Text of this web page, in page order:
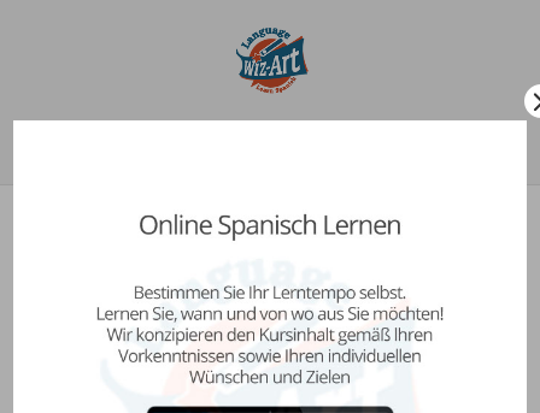
Restablecer contraseña
Para restablecer su contraseña, introduzca su
dirección de correo electrónico o nombre de
usuario debajo